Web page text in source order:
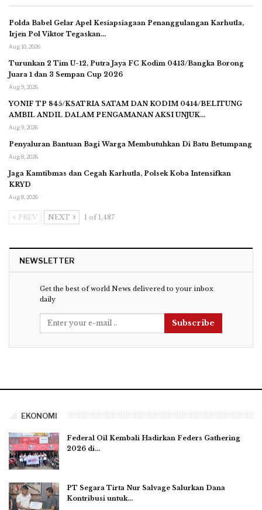
Polda Babel Gelar Apel Kesiapsiagaan Penanggulangan Karhutla,
Irjen Pol Viktor Tegaskan…
Aug 10, 2026
Turunkan 2 Tim U-12, Putra Jaya FC Kodim 0413/Bangka Borong
Juara 1 dan 3 Sempan Cup 2026
Aug 9, 2026
YONIF TP 845/KSATRIA SATAM DAN KODIM 0414/BELITUNG
AMBIL ANDIL DALAM PENGAMANAN AKSI UNJUK…
Aug 9, 2026
Penyaluran Bantuan Bagi Warga Membutuhkan Di Batu Betumpang
Aug 8, 2026
Jaga Kamtibmas dan Cegah Karhutla, Polsek Koba Intensifkan
KRYD
Aug 8, 2026
PREV NEXT 1 of 1,487
NEWSLETTER
Get the best of world News delivered to your inbox
daily
Subscribe
EKONOMI
Federal Oil Kembali Hadirkan Feders Gathering
2026 di…
PT Segara Tirta Nur Salvage Salurkan Dana
Kontribusi untuk…